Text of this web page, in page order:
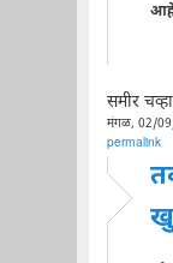
समीर
मंगळ, 02/
permalink